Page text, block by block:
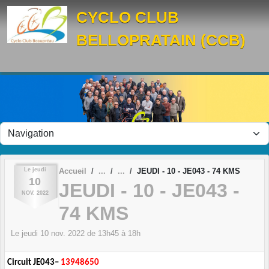
CYCLO CLUB
BELLOPRATAIN (CCB)
Le jeudi
10
NOV. 2022
Accueil JEUDI - 10 - JE043 - 74 KMS
JEUDI - 10 - JE043 -
74 KMS
Le jeudi 10 nov. 2022 de 13h45 à 18h
Circuit JE043– 13948650
Panneau de gestion des cookies